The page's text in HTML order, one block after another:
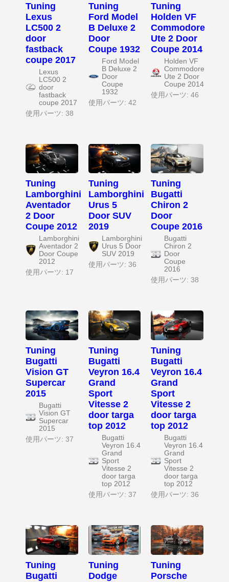
Tuning
Lexus
LC500 2
door
fastback
coupe 2017
Lexus
LC500 2
door
fastback
coupe 2017
使用パーツ: 38
Tuning
Ford Model
B Deluxe 2
Door
Coupe 1932
Ford Model
B Deluxe 2
Door
Coupe
1932
使用パーツ: 42
Tuning
Holden VF
Commodore
Ute 2 Door
Coupe 2014
Holden VF
Commodore
Ute 2 Door
Coupe 2014
使用パーツ: 46
Tuning
Lamborghini
Aventador
2 Door
Coupe 2012
Lamborghini
Aventador 2
Door Coupe
2012
使用パーツ: 17
Tuning
Lamborghini
Urus 5
Door SUV
2019
Lamborghini
Urus 5 Door
SUV 2019
使用パーツ: 36
Tuning
Bugatti
Chiron 2
Door
Coupe 2016
Bugatti
Chiron 2
Door
Coupe
2016
使用パーツ: 38
Tuning
Bugatti
Vision GT
Supercar
2015
Bugatti
Vision GT
Supercar
2015
使用パーツ: 37
Tuning
Bugatti
Veyron 16.4
Grand
Sport
Vitesse 2
door targa
top 2012
Bugatti
Veyron 16.4
Grand
Sport
Vitesse 2
door targa
top 2012
使用パーツ: 37
Tuning
Bugatti
Veyron 16.4
Grand
Sport
Vitesse 2
door targa
top 2012
Bugatti
Veyron 16.4
Grand
Sport
Vitesse 2
door targa
top 2012
使用パーツ: 36
Tuning
Bugatti
Tuning
Dodge
Tuning
Porsche